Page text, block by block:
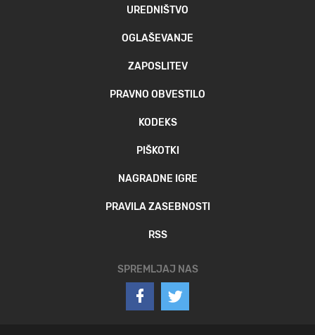
UREDNIŠTVO
OGLAŠEVANJE
ZAPOSLITEV
PRAVNO OBVESTILO
KODEKS
PIŠKOTKI
NAGRADNE IGRE
PRAVILA ZASEBNOSTI
RSS
SPREMLJAJ NAS